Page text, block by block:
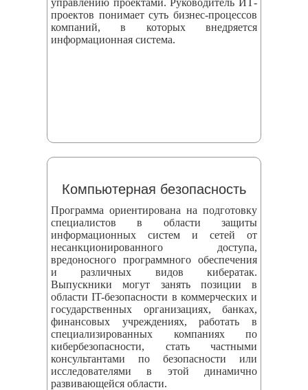
управлению проектами. Руководитель ИТ-
проектов понимает суть бизнес-процессов
компаний, в которых внедряется
информационная система.
Компьютерная безопасность
Программа ориентирована на подготовку
специалистов в области защиты
информационных систем и сетей от
несанкционированного доступа,
вредоносного программного обеспечения
и различных видов кибератак.
Выпускники могут занять позиции в
области IT-безопасности в коммерческих и
государственных организациях, банках,
финансовых учреждениях, работать в
специализированных компаниях по
кибербезопасности, стать частными
консультантами по безопасности или
исследователями в этой динамично
развивающейся области.